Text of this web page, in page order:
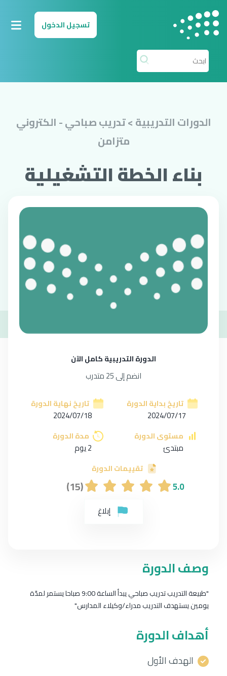
تسجيل الدخول
الدورات التدريبية > تدريب صباحي - الكتروني
متزامن
بناء الخطة التشغيلية
الدورة التدريبية كامل الآن
انضم إلى 25 متدرب
تاريخ بداية الدورة
2024/07/17
تاريخ نهاية الدورة
2024/07/18
مستوى الدورة
مبتدئ
مدة الدورة
2 يوم
تقييمات الدورة
5.0
(15)
إبلاغ
وصف الدورة
"طبيعة التدريب تدريب صباحي يبدأ الساعة 9:00 صباحا يستمر لمدّة
يومين يستهدف التدريب مدراء/وكيلاء المدارس"
أهداف الدورة
الهدف الأول